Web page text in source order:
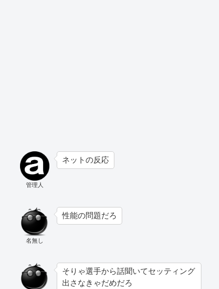
管理人
ネットの反応
名無し
性能の問題だろ
そりゃ選手から話聞いてセッティング
出さなきゃだめだろ